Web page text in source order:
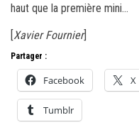
haut que la première mini…
[Xavier Fournier]
Partager :
Facebook X
Tumblr